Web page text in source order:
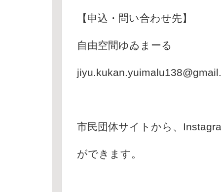
【申込・問い合わせ先】
自由空間ゆゐまーる
市民団体サイトから、
ができます。